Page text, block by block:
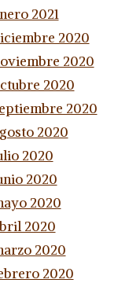
2021
2020
2020
2020
2020
2020
2020
2020
2020
2020
2020
2020